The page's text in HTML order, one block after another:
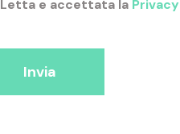
Letta e accettata la
Invia